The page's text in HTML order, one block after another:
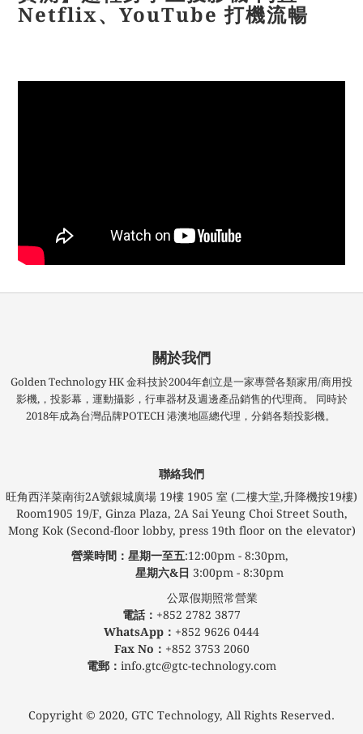
Netflix、YouTube 打機流暢
關於我們
Golden Technology HK 金科技於2004年創立是一家專營各類家用/商用投
影機,，投影幕，運動攝影，行車器材及週邊產品銷售的代理商。 同時於
2018年成為台灣品牌POTECH 港澳地區總代理，分銷各類投影機。
聯絡我們
旺角西洋菜南街2A號銀城廣場​ 19樓 1905 室 (二樓大堂,升降機按19樓)
Room1905 19/F, Ginza Plaza, 2A Sai Yeung Choi Street South,
Mong Kok (Second-floor lobby, press 19th floor on the elevator)
營業時間：星期一至五:12:00pm - 8:30pm,
星期六&日 3:00pm - 8:30pm
公眾假期照常營業
電話： +852 2782 3877
WhatsApp： +852 9626 0444
Fax No： +852 3753 2060
電郵： info.gtc@gtc-technology.com
Copyright © 2020, GTC Technology, All Rights Reserved.